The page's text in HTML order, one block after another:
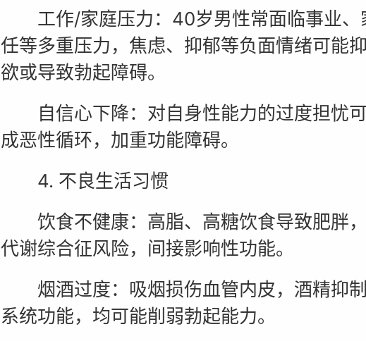
工作/家庭压力：40岁男性常面临事业、
任等多重压力，焦虑、抑郁等负面情绪可能
欲或导致勃起障碍。
自信心下降：对自身性能力的过度担忧
成恶性循环，加重功能障碍。
4. 不良生活习惯
饮食不健康：高脂、高糖饮食导致肥胖
代谢综合征风险，间接影响性功能。
烟酒过度：吸烟损伤血管内皮，酒精抑
系统功能，均可能削弱勃起能力。